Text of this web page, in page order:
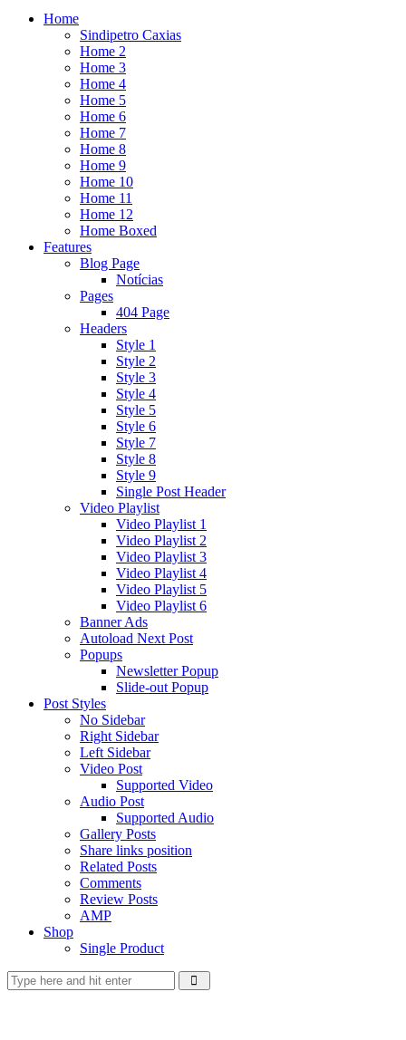
Home
Sindipetro Caxias
Home 2
Home 3
Home 4
Home 5
Home 6
Home 7
Home 8
Home 9
Home 10
Home 11
Home 12
Home Boxed
Features
Blog Page
Notícias
Pages
404 Page
Headers
Style 1
Style 2
Style 3
Style 4
Style 5
Style 6
Style 7
Style 8
Style 9
Single Post Header
Video Playlist
Video Playlist 1
Video Playlist 2
Video Playlist 3
Video Playlist 4
Video Playlist 5
Video Playlist 6
Banner Ads
Autoload Next Post
Popups
Newsletter Popup
Slide-out Popup
Post Styles
No Sidebar
Right Sidebar
Left Sidebar
Video Post
Supported Video
Audio Post
Supported Audio
Gallery Posts
Share links position
Related Posts
Comments
Review Posts
AMP
Shop
Single Product